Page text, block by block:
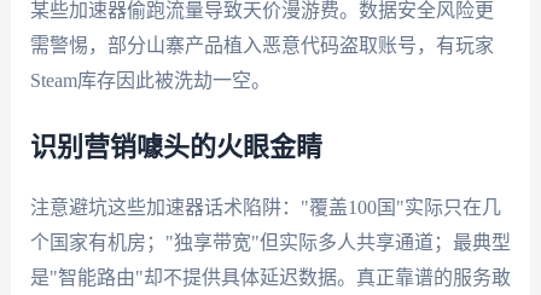
某些加速器偷跑流量导致天价漫游费。数据安全风险更
需警惕，部分山寨产品植入恶意代码盗取账号，有玩家
Steam库存因此被洗劫一空。
识别营销噱头的火眼金睛
注意避坑这些加速器话术陷阱："覆盖100国"实际只在几
个国家有机房；"独享带宽"但实际多人共享通道；最典型
是"智能路由"却不提供具体延迟数据。真正靠谱的服务敢